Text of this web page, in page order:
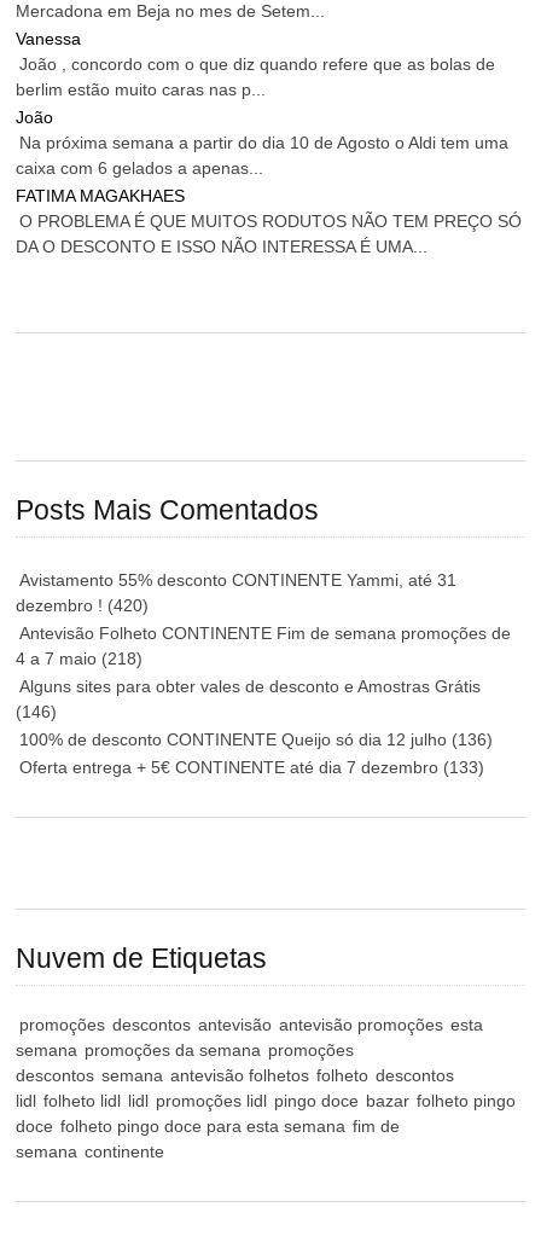
Mercadona em Beja no mes de Setem...
Vanessa
João , concordo com o que diz quando refere que as bolas de
berlim estão muito caras nas p...
João
Na próxima semana a partir do dia 10 de Agosto o Aldi tem uma
caixa com 6 gelados a apenas...
FATIMA MAGAKHAES
O PROBLEMA É QUE MUITOS RODUTOS NÃO TEM PREÇO SÓ
DA O DESCONTO E ISSO NÃO INTERESSA É UMA...
Posts Mais Comentados
Avistamento 55% desconto CONTINENTE Yammi, até 31
dezembro ! (420)
Antevisão Folheto CONTINENTE Fim de semana promoções de
4 a 7 maio (218)
Alguns sites para obter vales de desconto e Amostras Grátis
(146)
100% de desconto CONTINENTE Queijo só dia 12 julho (136)
Oferta entrega + 5€ CONTINENTE até dia 7 dezembro (133)
Nuvem de Etiquetas
promoções descontos antevisão antevisão promoções esta
semana promoções da semana promoções
descontos semana antevisão folhetos folheto descontos
lidl folheto lidl lidl promoções lidl pingo doce bazar folheto pingo
doce folheto pingo doce para esta semana fim de
semana continente